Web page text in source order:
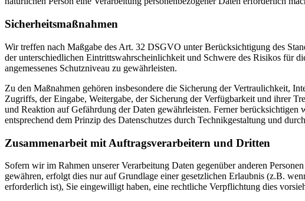
Sicherheitsmaßnahmen
Wir treffen nach Maßgabe des Art. 32 DSGVO unter Berücksichtigung des
der unterschiedlichen Eintrittswahrscheinlichkeit und Schwere des Risikos für
angemessenes Schutzniveau zu gewährleisten.
Zu den Maßnahmen gehören insbesondere die Sicherung der Vertraulichkeit,
Zugriffs, der Eingabe, Weitergabe, der Sicherung der Verfügbarkeit und ihrer
und Reaktion auf Gefährdung der Daten gewährleisten. Ferner
entsprechend dem Prinzip des Datenschutzes durch Technikgestaltung und
Zusammenarbeit mit Auftragsverarbeitern und Dritten
Sofern wir im Rahmen unserer Verarbeitung Daten gegenüber anderen
gewähren, erfolgt dies nur auf Grundlage einer gesetzlichen Erlaubnis (z.B.
erforderlich ist), Sie eingewilligt haben, eine rechtliche Verpflichtung dies